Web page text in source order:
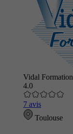
Vidal Formation
4.0
7 avis
Toulouse